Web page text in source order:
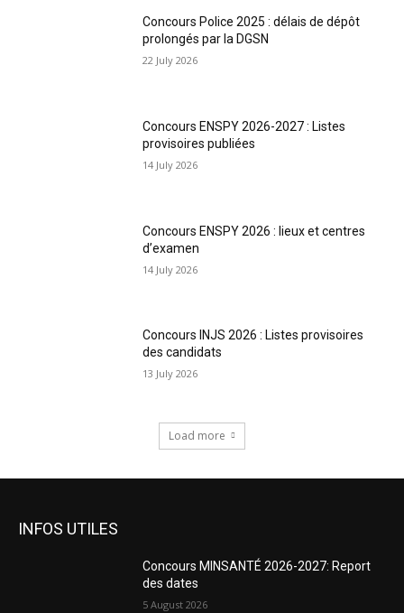
Concours Police 2025 : délais de dépôt
prolongés par la DGSN
22 July 2026
Concours ENSPY 2026-2027 : Listes
provisoires publiées
14 July 2026
Concours ENSPY 2026 : lieux et centres
d’examen
14 July 2026
Concours INJS 2026 : Listes provisoires
des candidats
13 July 2026
Load more
INFOS UTILES
Concours MINSANTÉ 2026-2027: Report
des dates
5 August 2026